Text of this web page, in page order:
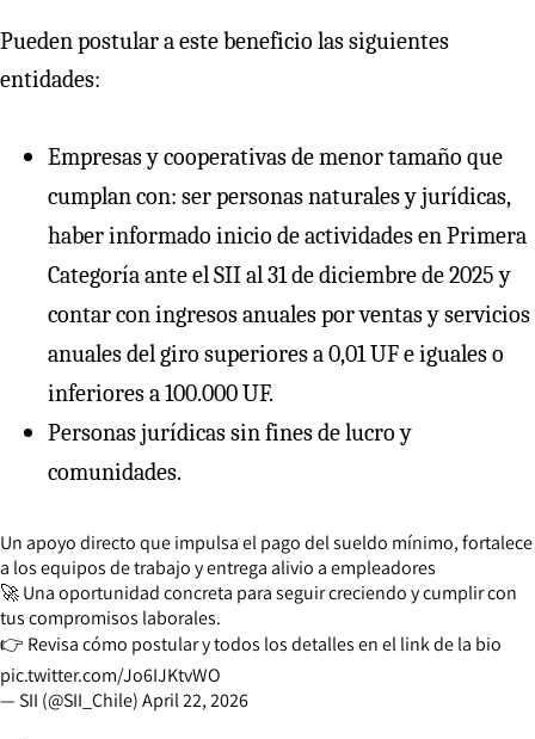
Pueden postular a este beneficio las siguientes
entidades:
Empresas y cooperativas de menor tamaño que
cumplan con: ser personas naturales y jurídicas,
haber informado inicio de actividades en Primera
Categoría ante el SII al 31 de diciembre de 2025 y
contar con ingresos anuales por ventas y servicios
anuales del giro superiores a 0,01 UF e iguales o
inferiores a 100.000 UF.
Personas jurídicas sin fines de lucro y
comunidades.
Un apoyo directo que impulsa el pago del sueldo mínimo, fortalece
a los equipos de trabajo y entrega alivio a empleadores
🚀 Una oportunidad concreta para seguir creciendo y cumplir con
tus compromisos laborales.
👉 Revisa cómo postular y todos los detalles en el link de la bio
pic.twitter.com/Jo6IJKtvWO
— SII (@SII_Chile)April 22, 2026